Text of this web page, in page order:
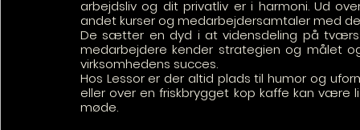
arbejdsliv og dit privatliv er i harmoni. Ud
andet kurser og medarbejdersamtaler med
De sætter en dyd i at vidensdeling på
medarbejdere kender strategien og målet
virksomhedens succes.
Hos Lessor er der altid plads til humor og
eller over en friskbrygget kop kaffe kan
møde.